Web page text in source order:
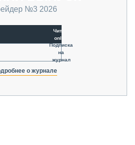
№3 2026
Читать
online
Подписка
на
журнал
о журнале